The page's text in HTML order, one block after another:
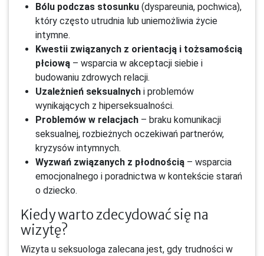
Bólu podczas stosunku (dyspareunia, pochwica),
który często utrudnia lub uniemożliwia życie
intymne.
Kwestii związanych z orientacją i tożsamością
płciową – wsparcia w akceptacji siebie i
budowaniu zdrowych relacji.
Uzależnień seksualnych i problemów
wynikających z hiperseksualności.
Problemów w relacjach – braku komunikacji
seksualnej, rozbieżnych oczekiwań partnerów,
kryzysów intymnych.
Wyzwań związanych z płodnością – wsparcia
emocjonalnego i poradnictwa w kontekście starań
o dziecko.
Kiedy warto zdecydować się na
wizytę?
Wizyta u seksuologa zalecana jest, gdy trudności w